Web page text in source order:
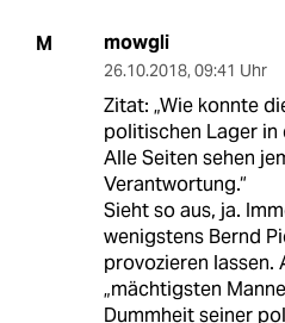
M mowgli
26.10.2018, 09:41 Uhr
Zitat: „Wie konnte
politischen Lager in
Alle Seiten sehen
Verantwortung.“
Sieht so aus, ja.
wenigstens Bernd
provozieren lassen.
„mächtigsten
Dummheit seiner